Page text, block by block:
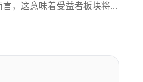
，这意味着受益者板块将受